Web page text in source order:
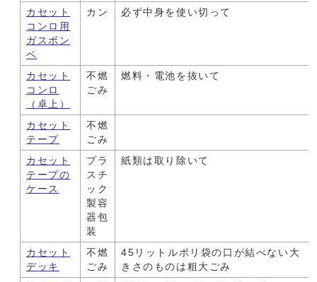
カセット
コンロ用
ガスボン
ベ
カン 必ず中身を使い切って
カセット
コンロ
（卓上）
不燃
ごみ
燃料・電池を抜いて
カセット
テープ
不燃
ごみ
カセット
テープの
ケース
プラ
スチ
ック
製容
器包
装
紙類は取り除いて
カセット
デッキ
不燃
ごみ
45リットルポリ袋の口が結べない大
きさのものは粗大ごみ